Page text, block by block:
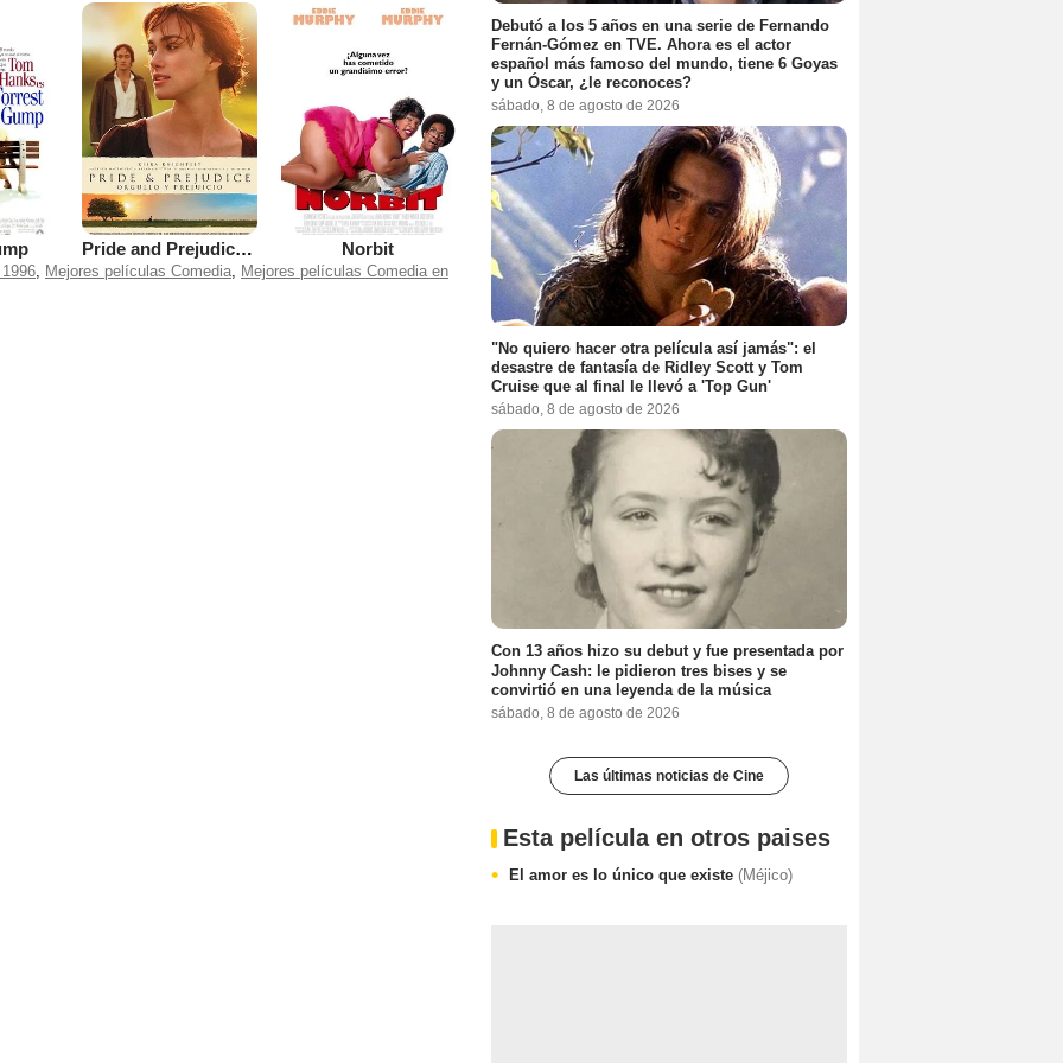
Pride and Prejudice (Orgullo y prejuicio) Norbit
, Mejores películas Comedia, Mejores películas Comedia en
Debutó a los 5 años en una serie de Fernando
Fernán-Gómez en TVE. Ahora es el actor
español más famoso del mundo, tiene 6 Goyas
y un Óscar, ¿le reconoces?
sábado, 8 de agosto de 2026
"No quiero hacer otra película así jamás": el
desastre de fantasía de Ridley Scott y Tom
Cruise que al final le llevó a 'Top Gun'
sábado, 8 de agosto de 2026
Con 13 años hizo su debut y fue presentada por
Johnny Cash: le pidieron tres bises y se
convirtió en una leyenda de la música
sábado, 8 de agosto de 2026
Las últimas noticias de Cine
Esta película en otros paises
El amor es lo único que existe (Méjico)